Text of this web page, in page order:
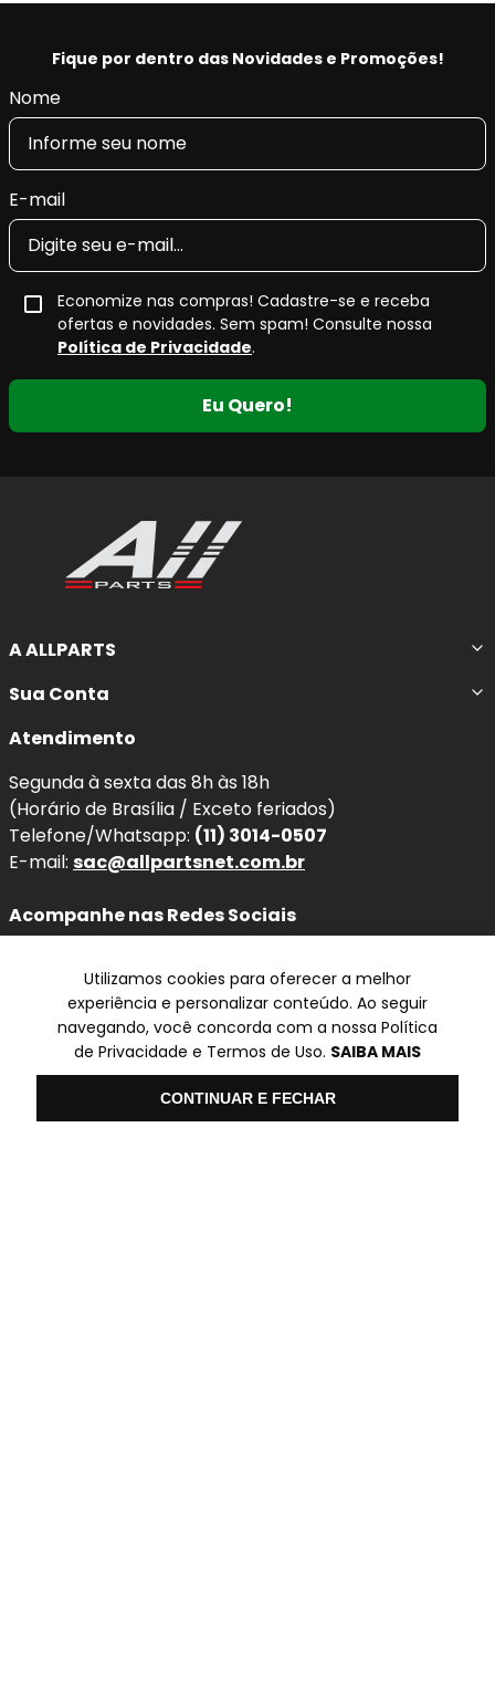
Fique por dentro das Novidades e Promoções!
Nome
E-mail
Economize nas compras! Cadastre-se e receba
ofertas e novidades. Sem spam! Consulte nossa
Política de Privacidade.
Eu Quero!
A ALLPARTS
Sua Conta
Atendimento
Segunda à sexta das 8h às 18h
(Horário de Brasília / Exceto feriados)
Telefone/Whatsapp: (11) 3014-0507
E-mail: sac@allpartsnet.com.br
Acompanhe nas Redes Sociais
Televendas
SP
✆ (11) 3014-0507
Utilizamos cookies para oferecer a melhor
experiência e personalizar conteúdo. Ao seguir
navegando, você concorda com a nossa Política
de Privacidade e Termos de Uso. SAIBA MAIS
CONTINUAR E FECHAR